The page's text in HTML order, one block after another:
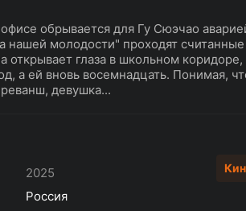
обрывается для Гу Сюэчао
нашей молодости" проходят
открывает глаза в школьном коридоре,
а ей вновь восемнадцать. Понимая,
девушка...
2025
Россия